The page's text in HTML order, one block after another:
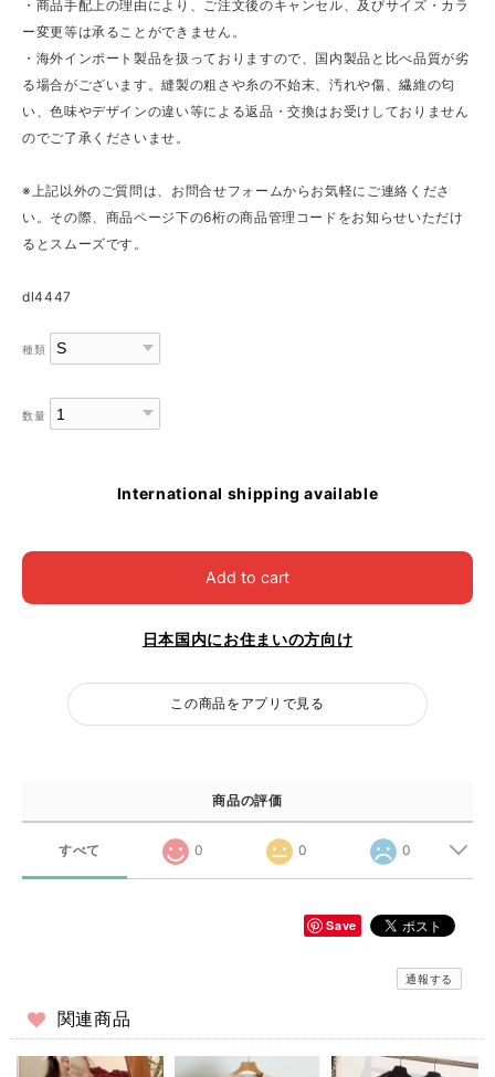
・商品手配上の理由により、ご注文後のキャンセル、及びサイズ・カラ
ー変更等は承ることができません。
・海外インポート製品を扱っておりますので、国内製品と比べ品質が劣
る場合がございます。縫製の粗さや糸の不始末、汚れや傷、繊維の匂
い、色味やデザインの違い等による返品・交換はお受けしておりません
のでご了承くださいませ。
※上記以外のご質問は、お問合せフォームからお気軽にご連絡くださ
い。その際、商品ページ下の6桁の商品管理コードをお知らせいただけ
るとスムーズです。
dl4447
種類
数量
International shipping available
Add to cart
日本国内にお住まいの方向け
この商品をアプリで見る
商品の評価
すべて 0 0 0
Save
通報する
関連商品